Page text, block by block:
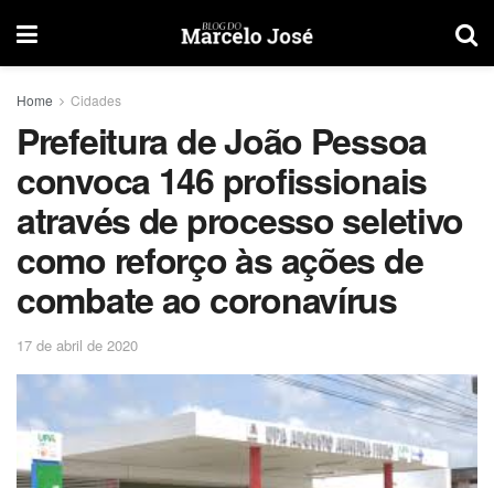
Home Cidades
Prefeitura de João Pessoa
convoca 146 profissionais
através de processo seletivo
como reforço às ações de
combate ao coronavírus
17 de abril de 2020